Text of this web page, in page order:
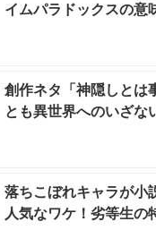
イムパラドックスの意
創作ネタ「神隠しとは
とも異世界へのいざな
落ちこぼれキャラが小
人気なワケ！劣等生の